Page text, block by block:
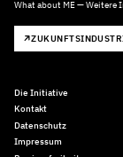
What about ME —
Die Initiative
Kontakt
Datenschutz
Impressum